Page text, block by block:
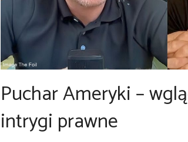
Puchar Ameryki –
intrygi prawne